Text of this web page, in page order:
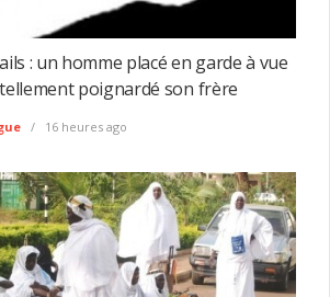
: un homme placé en garde à vue
poignardé son frère
16 heures ago